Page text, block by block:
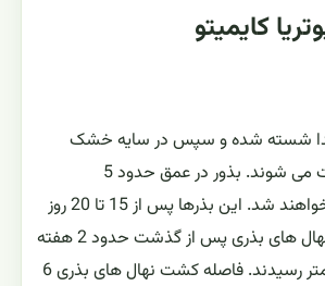
کایمیتو
شسته شده و سپس در سایه خشک
شده و سپس کشت می شوند. بذور در عمق حدود 5
سانتیمتری کشت خواهند شد. این بذرها پس از 15 تا 20 روز
جوانه خواهند زد. نهال های بذری پس از گذشت حدود 2 هفته
به ارتفاع 10 سانتیمتر رسیدند. فاصله کشت نهال های بذری 6